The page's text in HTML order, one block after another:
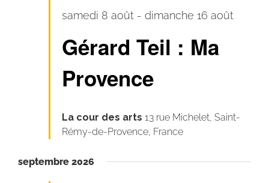
Gérard Teil : Ma
Provence
samedi 8 août -dimanche 16 août
La cour des arts13 rue Michelet, Saint-
Rémy-de-Provence, France
septembre 2026